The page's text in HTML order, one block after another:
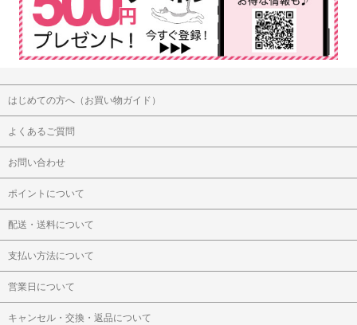
はじめての方へ（お買い物ガイド）
よくあるご質問
お問い合わせ
ポイントについて
配送・送料について
支払い方法について
営業日について
キャンセル・交換・返品について